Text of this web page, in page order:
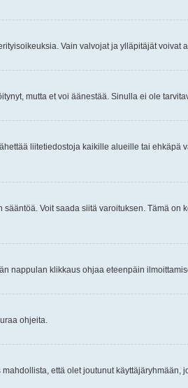
Vain valvojat ja ylläpitäjät voivat
mutta et voi äänestää. Sinulla ei ole
liitetiedostoja kaikille alueille tai
Voit saada siitä varoituksen. Tämä
nappulan klikkaus ohjaa eteenpäin
ohjeita.
että olet joutunut käyttäjäryhmään,